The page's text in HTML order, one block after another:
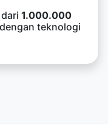
1.000.000
teknologi